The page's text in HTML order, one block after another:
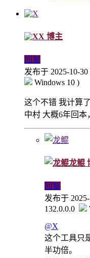
X 博主
回复
发布于 2025-10-30
Windows 10 )
这个不错 我计算
中村 大概6年回本
龙鲲
回复
发布于
132.0.0.0
@X
这个工具只
半功倍。